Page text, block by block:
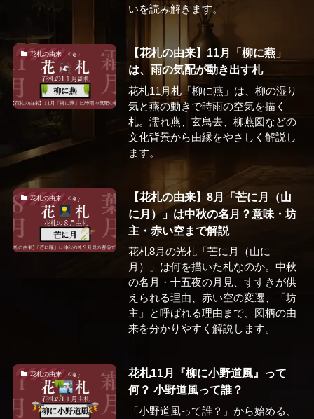
いを読み解きます。
花札の由来
【花札の由来】11月「柳に燕」
は、雨の気配が動き出す札
花札11月札「柳に燕」は、柳の湿り
気と燕の動きで時雨の空気を描く
札。濡れ燕、玄鳥去、柳燕図などの
文化背景から由縁をやさしく解説し
ます。
花札の由来
【花札の由来】8月「芒に月（山
に月）」は中秋の名月？意味・坊
主・赤い空まで解説
花札8月の光札「芒に月（山に
月）」は何を描いた札なのか。中秋
の名月・十五夜の月見、すすきが供
えられる理由、赤い空の変遷、「坊
主」と呼ばれる理由まで、図柄の由
来を分かりやすく解説します。
花札の由来
花札11月『柳に小野道風』って
何？ 小野道風って誰？
「小野道風って誰？」から始める、